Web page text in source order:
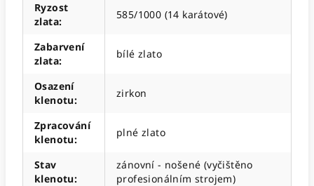
Ryzost
zlata:
585/1000 (14 karátové)
Zabarvení
zlata:
bílé zlato
Osazení
klenotu:
zirkon
Zpracování
klenotu:
plné zlato
Stav
klenotu:
zánovní - nošené (vyčištěno
profesionálním strojem)